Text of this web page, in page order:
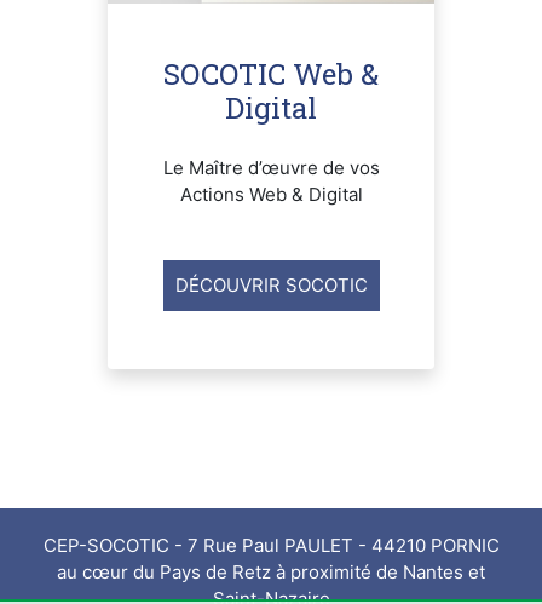
SOCOTIC Web &
Digital
Le Maître d’œuvre de vos
Actions Web & Digital
DÉCOUVRIR SOCOTIC
CEP-SOCOTIC - 7 Rue Paul PAULET - 44210 PORNIC
au cœur du Pays de Retz à proximité de Nantes et
Saint-Nazaire